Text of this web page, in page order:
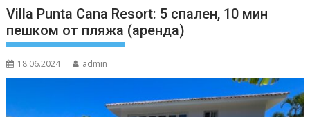
Villa Punta Cana Resort: 5 спален, 10 мин
пешком от пляжа (аренда)
18.06.2024 admin